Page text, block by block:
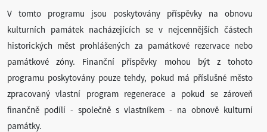
V tomto programu jsou poskytovány příspěvky na obnovu
kulturních památek nacházejících se v nejcennějších částech
historických měst prohlášených za památkové rezervace nebo
památkové zóny. Finanční příspěvky mohou být z tohoto
programu poskytovány pouze tehdy, pokud má příslušné město
zpracovaný vlastní program regenerace a pokud se zároveň
finančně podílí - společně s vlastníkem - na obnově kulturní
památky.